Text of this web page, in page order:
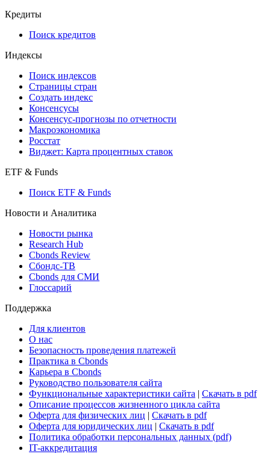
Кредиты
Поиск кредитов
Индексы
Поиск индексов
Страницы стран
Создать индекс
Консенсусы
Консенсус-прогнозы по отчетности
Макроэкономика
Росстат
Виджет: Карта процентных ставок
ETF & Funds
Поиск ETF & Funds
Новости и Аналитика
Новости рынка
Research Hub
Cbonds Review
Сбондс-ТВ
Cbonds для СМИ
Глоссарий
Поддержка
Для клиентов
О нас
Безопасность проведения платежей
Практика в Cbonds
Карьера в Cbonds
Руководство пользователя сайта
Функциональные характеристики сайта | Скачать в pdf
Описание процессов жизненного цикла сайта
Оферта для физических лиц | Скачать в pdf
Оферта для юридических лиц | Скачать в pdf
Политика обработки персональных данных (pdf)
IT-аккредитация